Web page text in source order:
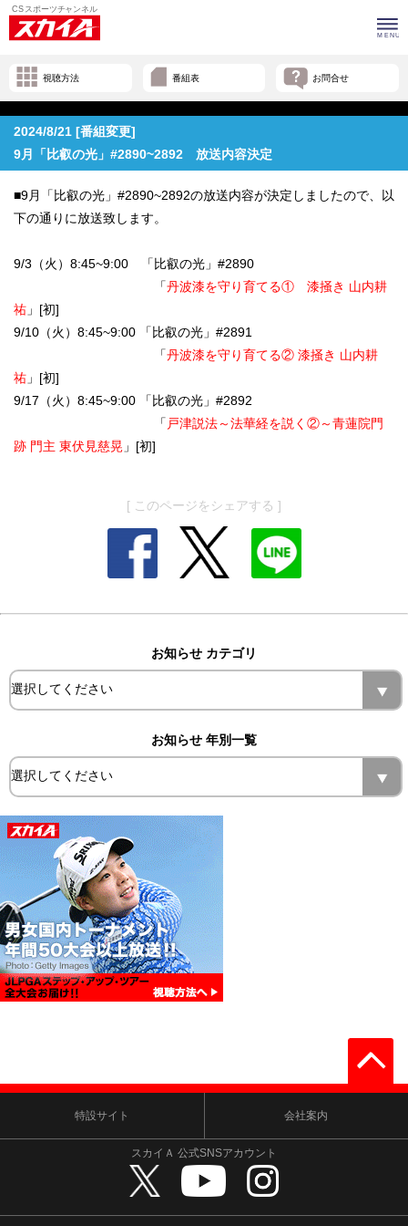
視聴方法 番組表 お問合せ
2024/8/21 [番組変更]
9月「比叡の光」#2890~2892 放送内容決定
■9月「比叡の光」#2890~2892の放送内容が決定しましたので、以
下の通りに放送致します。
9/3（火）8:45~9:00 「比叡の光」#2890
「丹波漆を守り育てる① 漆掻き 山内耕
祐 」[初]
9/10（火）8:45~9:00 「比叡の光」#2891
「丹波漆を守り育てる② 漆掻き 山内耕
祐 」[初]
9/17（火）8:45~9:00 「比叡の光」#2892
「 戸津説法～法華経を説く②～青蓮院門
跡 門主 東伏見慈晃 」[初]
[ このページをシェアする ]
お知らせ カテゴリ
お知らせ 年別一覧
特設サイト 会社案内
スカイＡ 公式SNSアカウント